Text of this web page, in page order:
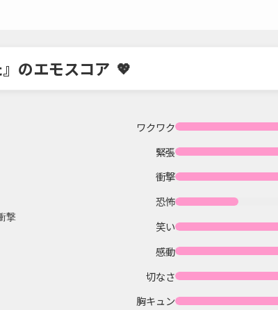
のエモスコア
ワクワク
緊張
衝撃
恐怖
笑い
感動
切なさ
胸キュン